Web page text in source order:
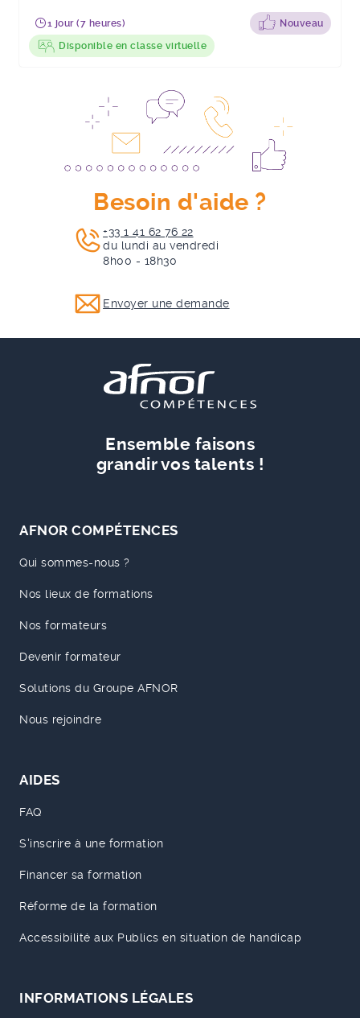
1 jour (7 heures)
Nouveau
Disponible en classe virtuelle
Besoin d'aide ?
+33 1 41 62 76 22
du lundi au vendredi
8h00 - 18h30
Envoyer une demande
Ensemble faisons
grandir vos talents !
AFNOR COMPÉTENCES
Qui sommes-nous ?
Nos lieux de formations
Nos formateurs
Devenir formateur
Solutions du Groupe AFNOR
Nous rejoindre
AIDES
FAQ
S'inscrire à une formation
Financer sa formation
Réforme de la formation
Accessibilité aux Publics en situation de handicap
INFORMATIONS LÉGALES